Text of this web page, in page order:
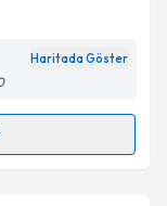
belirtilen
Haritada Göster